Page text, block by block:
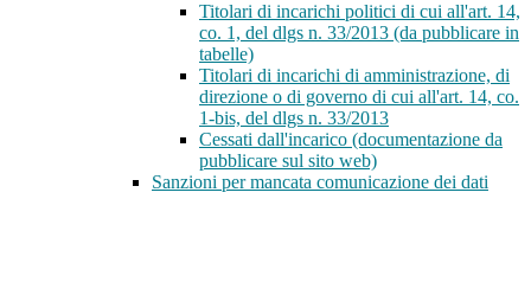
Titolari di incarichi politici di cui all'art. 14,
co. 1, del dlgs n. 33/2013 (da pubblicare in
tabelle)
Titolari di incarichi di amministrazione, di
direzione o di governo di cui all'art. 14, co.
1-bis, del dlgs n. 33/2013
Cessati dall'incarico (documentazione da
pubblicare sul sito web)
Sanzioni per mancata comunicazione dei dati